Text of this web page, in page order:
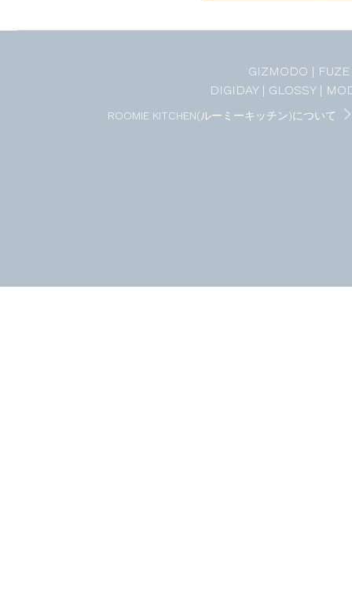
GIZMODO
FUZE
DIGIDAY
GLOSSY
ROOMIE KITCHEN(ルーミーキッチン)について